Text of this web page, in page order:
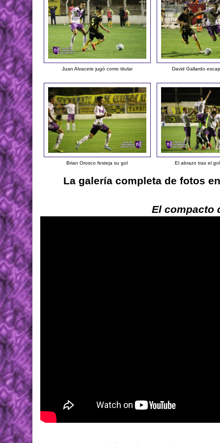
Juan Alvacete jugó como titular David Gallardo
Brian Orosco festeja su gol El abrazo tras el
La galería completa de fotos
El compacto